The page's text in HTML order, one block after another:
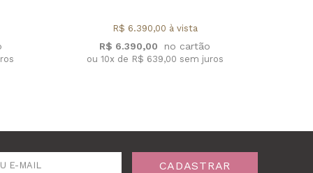
R$ 6.390,00
R$ 6.390,00 à vista
ou 10x de R$ 639,00 sem juros
E-MAIL CADASTRAR